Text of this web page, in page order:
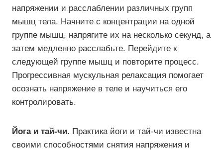
напряжении и расслаблении различных групп
мышц тела. Начните с концентрации на одной
группе мышц, напрягите их на несколько секунд, а
затем медленно расслабьте. Перейдите к
следующей группе мышц и повторите процесс.
Прогрессивная мускульная релаксация помогает
осознать напряжение в теле и научиться его
контролировать.
Йога и тай-чи. Практика йоги и тай-чи известна
своими способностями снятия напряжения и